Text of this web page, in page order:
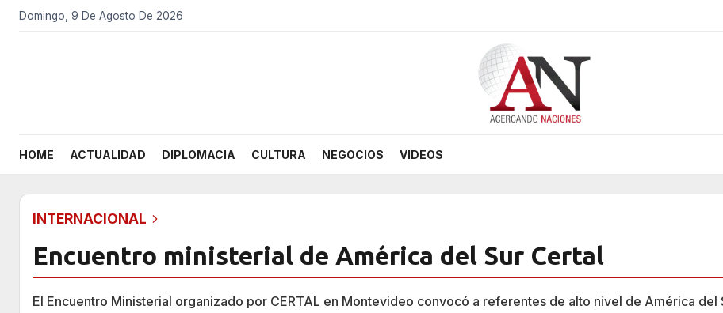
Domingo, 9 De Agosto De 2026
HOME ACTUALIDAD DIPLOMACIA CULTURA NEGOCIOS VIDEOS
INTERNACIONAL
Encuentro ministerial de América del Sur Certal
El Encuentro Ministerial organizado por CERTAL en Montevideo convocó a referentes de alto nivel de América del